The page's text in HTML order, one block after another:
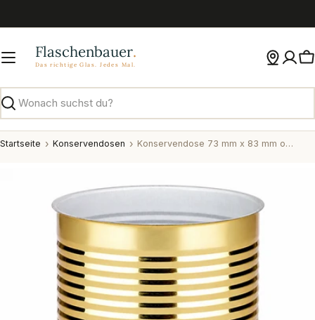
Inhalt
Suchen
Startseite Konservendosen Konservendose 73 mm x 83 mm ohne Deckel